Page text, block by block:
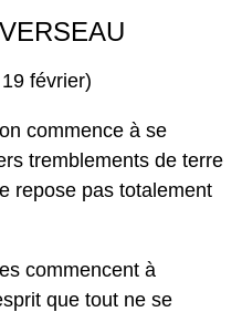
février)
commence à se
tremblements de terre
repose pas totalement
commencent à
que tout ne se